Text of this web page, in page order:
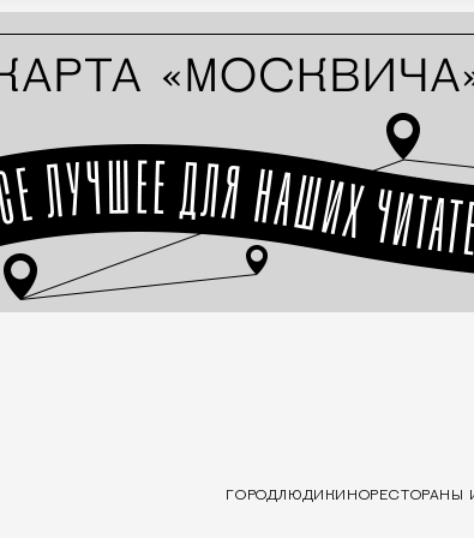
ГОРОДЛЮДИ КИНОРЕСТОРАНЫ